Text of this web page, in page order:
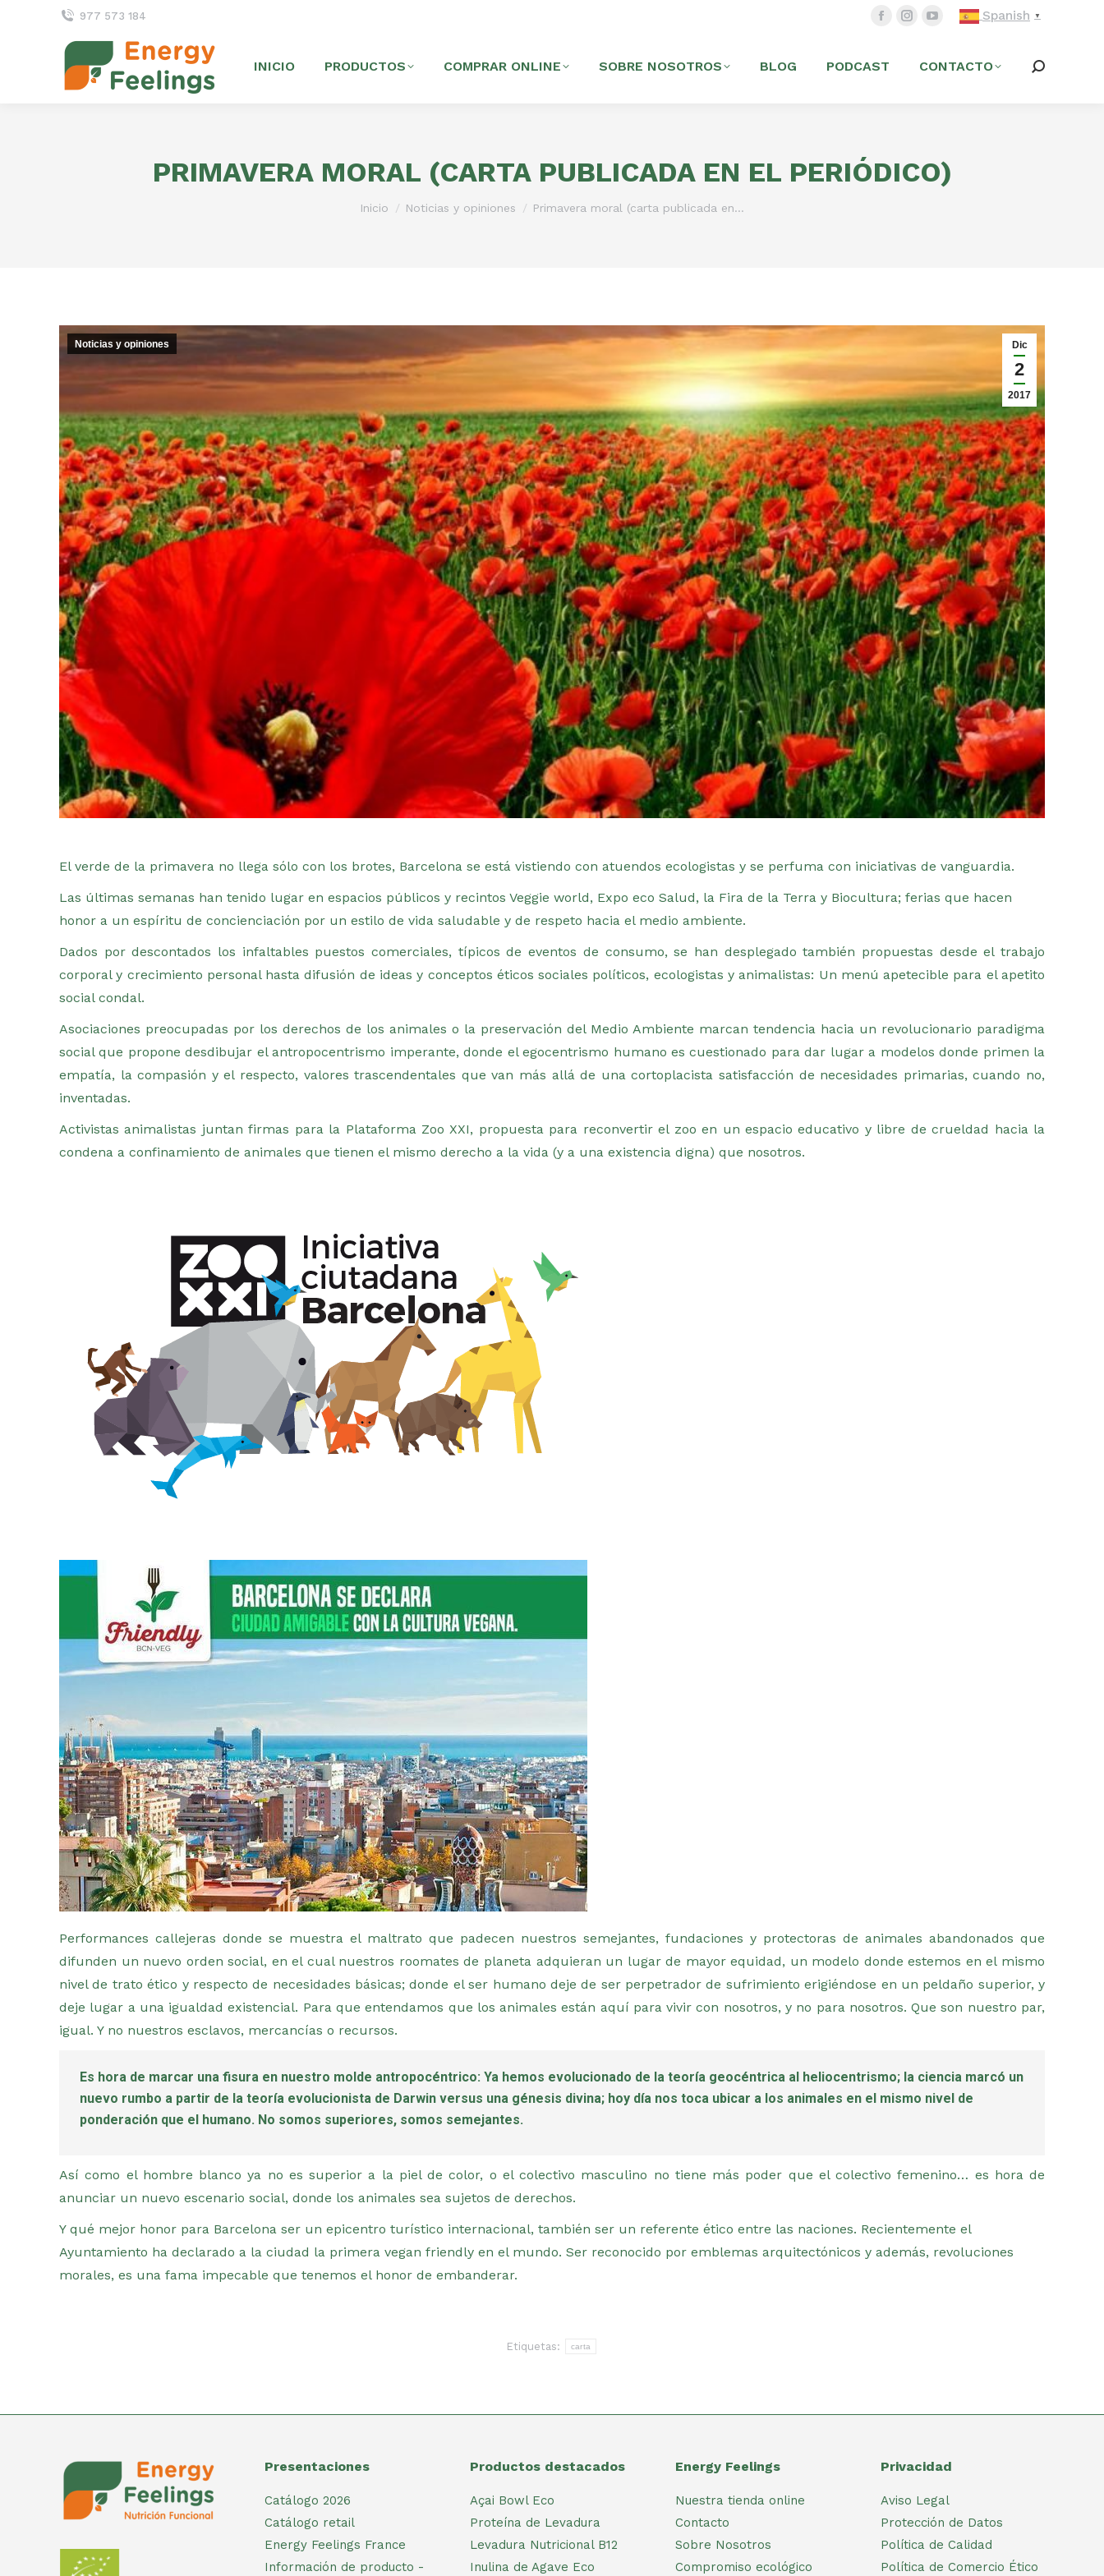
977 573 184 Spanish ▼
INICIO PRODUCTOS COMPRAR ONLINE SOBRE NOSOTROS BLOG PODCAST CONTACTO
PRIMAVERA MORAL (CARTA PUBLICADA EN EL PERIÓDICO)
Estás aquí:
Inicio Noticias y opiniones Primavera moral (carta publicada en…
Dic
2
2017
Noticias y opiniones
El verde de la primavera no llega sólo con los brotes, Barcelona se está vistiendo con atuendos ecologistas y se perfuma con iniciativas de vanguardia.
Las últimas semanas han tenido lugar en espacios públicos y recintos Veggie world, Expo eco Salud, la Fira de la Terra y Biocultura; ferias que hacen
honor a un espíritu de concienciación por un estilo de vida saludable y de respeto hacia el medio ambiente.
Dados por descontados los infaltables puestos comerciales, típicos de eventos de consumo, se han desplegado también propuestas desde el trabajo
corporal y crecimiento personal hasta difusión de ideas y conceptos éticos sociales políticos, ecologistas y animalistas: Un menú apetecible para el apetito
social condal.
Asociaciones preocupadas por los derechos de los animales o la preservación del Medio Ambiente marcan tendencia hacia un revolucionario paradigma
social que propone desdibujar el antropocentrismo imperante, donde el egocentrismo humano es cuestionado para dar lugar a modelos donde primen la
empatía, la compasión y el respecto, valores trascendentales que van más allá de una cortoplacista satisfacción de necesidades primarias, cuando no,
inventadas.
Activistas animalistas juntan firmas para la Plataforma Zoo XXI, propuesta para reconvertir el zoo en un espacio educativo y libre de crueldad hacia la
condena a confinamiento de animales que tienen el mismo derecho a la vida (y a una existencia digna) que nosotros.
Performances callejeras donde se muestra el maltrato que padecen nuestros semejantes, fundaciones y protectoras de animales abandonados que
difunden un nuevo orden social, en el cual nuestros roomates de planeta adquieran un lugar de mayor equidad, un modelo donde estemos en el mismo
nivel de trato ético y respecto de necesidades básicas; donde el ser humano deje de ser perpetrador de sufrimiento erigiéndose en un peldaño superior, y
deje lugar a una igualdad existencial. Para que entendamos que los animales están aquí para vivir con nosotros, y no para nosotros. Que son nuestro par,
igual. Y no nuestros esclavos, mercancías o recursos.
Es hora de marcar una fisura en nuestro molde antropocéntrico: Ya hemos evolucionado de la teoría geocéntrica al heliocentrismo; la ciencia marcó un
nuevo rumbo a partir de la teoría evolucionista de Darwin versus una génesis divina; hoy día nos toca ubicar a los animales en el mismo nivel de
ponderación que el humano. No somos superiores, somos semejantes.
Así como el hombre blanco ya no es superior a la piel de color, o el colectivo masculino no tiene más poder que el colectivo femenino… es hora de
anunciar un nuevo escenario social, donde los animales sea sujetos de derechos.
Y qué mejor honor para Barcelona ser un epicentro turístico internacional, también ser un referente ético entre las naciones. Recientemente el
Ayuntamiento ha declarado a la ciudad la primera vegan friendly en el mundo. Ser reconocido por emblemas arquitectónicos y además, revoluciones
morales, es una fama impecable que tenemos el honor de embanderar.
Etiquetas: carta
Presentaciones
Catálogo 2026
Catálogo retail
Energy Feelings France
Información de producto -
Productos destacados
Açai Bowl Eco
Proteína de Levadura
Levadura Nutricional B12
Inulina de Agave Eco
Energy Feelings
Nuestra tienda online
Contacto
Sobre Nosotros
Compromiso ecológico
Privacidad
Aviso Legal
Protección de Datos
Política de Calidad
Política de Comercio Ético